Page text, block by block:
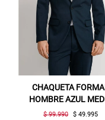
CHAQUETA
HOMBRE AZUL
$ 99.990 $ 49.995